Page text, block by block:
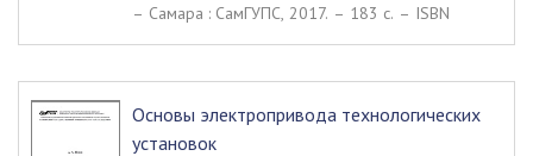
– Самара : СамГУПС, 2017. – 183 c. – ISBN
Основы электропривода технологических
установок